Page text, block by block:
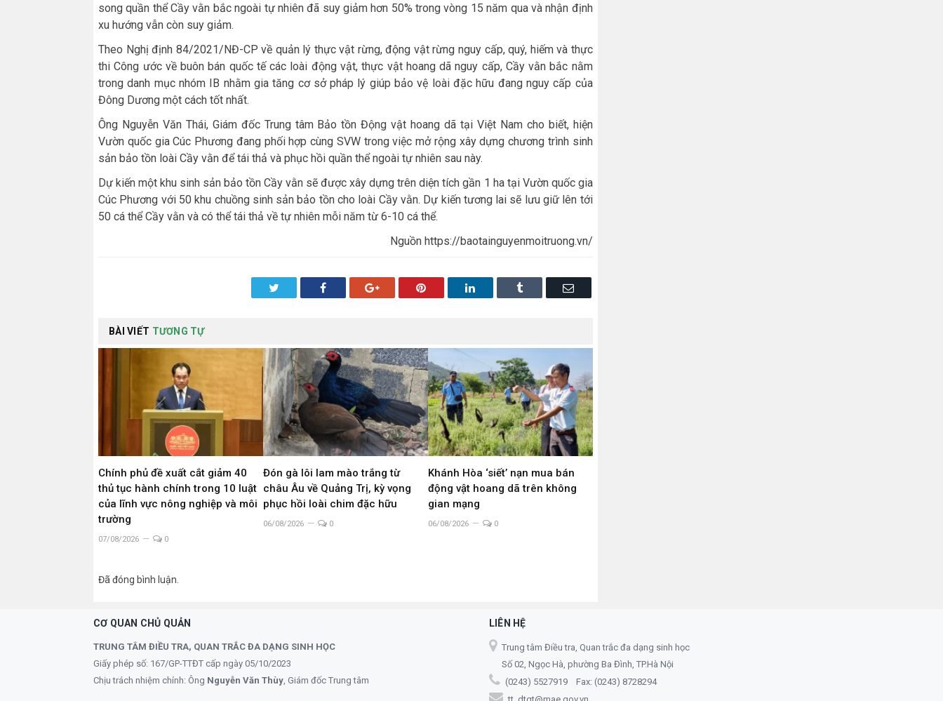
song quần thể Cầy vằn bắc ngoài tự nhiên đã suy giảm hơn 50% trong vòng 15 năm qua và nhận định
xu hướng vẫn còn suy giảm.
Theo Nghị định 84/2021/NĐ-CP về quản lý thực vật rừng, động vật rừng nguy cấp, quý, hiếm và thực
thi Công ước về buôn bán quốc tế các loài động vật, thực vật hoang dã nguy cấp, Cầy vằn bắc nằm
trong danh mục nhóm IB nhằm gia tăng cơ sở pháp lý giúp bảo vệ loài đặc hữu đang nguy cấp của
Đông Dương một cách tốt nhất.
Ông Nguyễn Văn Thái, Giám đốc Trung tâm Bảo tồn Động vật hoang dã tại Việt Nam cho biết, hiện
Vườn quốc gia Cúc Phương đang phối hợp cùng SVW trong việc mở rộng xây dựng chương trình sinh
sản bảo tồn loài Cầy vằn để tái thả và phục hồi quần thể ngoài tự nhiên sau này.
Dự kiến một khu sinh sản bảo tồn Cầy vằn sẽ được xây dựng trên diện tích gần 1 ha tại Vườn quốc gia
Cúc Phương với 50 khu chuồng sinh sản bảo tồn cho loài Cầy vằn. Dự kiến tương lai sẽ lưu giữ lên tới
50 cá thể Cầy vằn và có thể tái thả về tự nhiên mỗi năm từ 6-10 cá thể.
Nguồn https://baotainguyenmoitruong.vn/
Twitter Facebook Google+ Pinterest LinkedIn Tumblr Email
BÀI VIẾT TƯƠNG TỰ
Chính phủ đề xuất cắt giảm 40
thủ tục hành chính trong 10 luật
của lĩnh vực nông nghiệp và môi
trường
07/08/2026 0
Đón gà lôi lam mào trắng từ
châu Âu về Quảng Trị, kỳ vọng
phục hồi loài chim đặc hữu
06/08/2026 0
Khánh Hòa ‘siết’ nạn mua bán
động vật hoang dã trên không
gian mạng
06/08/2026 0
Đã đóng bình luận.
CƠ QUAN CHỦ QUẢN
TRUNG TÂM ĐIỀU TRA, QUAN TRẮC ĐA DẠNG SINH HỌC
Giấy phép số: 167/GP-TTĐT cấp ngày 05/10/2023
Chịu trách nhiệm chính: Ông Nguyễn Văn Thùy , Giám đốc Trung tâm
LIÊN HỆ
Trung tâm Điều tra, Quan trắc đa dạng sinh học
Số 02, Ngọc Hà, phường Ba Đình, TP.Hà Nội
(0243) 5527919 Fax: (0243) 8728294
tt_dtqt@mae.gov.vn